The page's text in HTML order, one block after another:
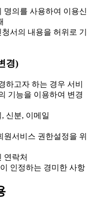
명의를 사용하여 이용신
서의 내용을 허위로 기
경)
하고자 하는 경우 서비
기능을 이용하여 변경
신분, 이메일
서비스 권한설정을 위
연락처
인정하는 경미한 사항